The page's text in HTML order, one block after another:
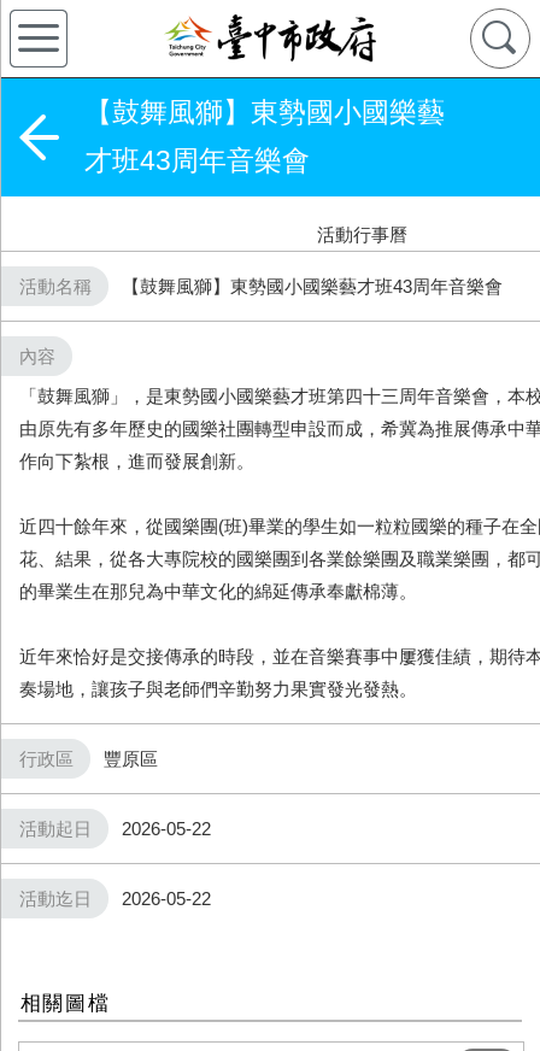
【鼓舞風獅】東勢國小國樂藝
才班43周年音樂會
活動行事曆
活動名稱 【鼓舞風獅】東勢國小國樂藝才班43周年音樂會
內容
「鼓舞風獅」，是東勢國小國樂藝才班第四十三周年音樂會，本
由原先有多年歷史的國樂社團轉型申設而成，希冀為推展傳承中
作向下紮根，進而發展創新。
近四十餘年來，從國樂團(班)畢業的學生如一粒粒國樂的種子在
花、結果，從各大專院校的國樂團到各業餘樂團及職業樂團，都
的畢業生在那兒為中華文化的綿延傳承奉獻棉薄。
近年來恰好是交接傳承的時段，並在音樂賽事中屢獲佳績，期待
奏場地，讓孩子與老師們辛勤努力果實發光發熱。
行政區 豐原區
活動起日 2026-05-22
活動迄日 2026-05-22
相關圖檔